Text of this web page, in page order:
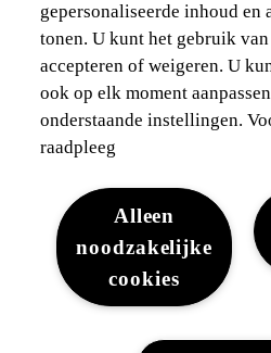
Ontdek Lexus
Wettelijke vermelding
JuridischCookiesWLTP
Lexus-België © 2026
gepersonaliseerde inhoud en
tonen. U kunt het gebruik
accepteren of weigeren. U
ook op elk moment
onderstaande instellingen.
raadpleeg
Alleen
noodzakelijke
cookies